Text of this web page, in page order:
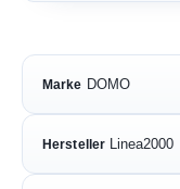
Marke DOMO
Hersteller Linea2000